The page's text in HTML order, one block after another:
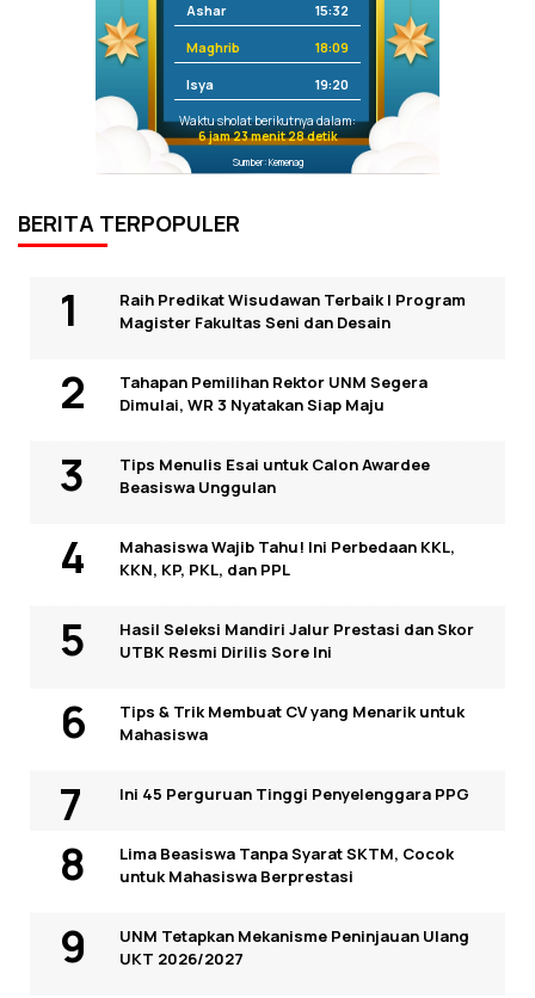
Ashar 15:32
Maghrib 18:09
Isya 19:20
Waktu sholat berikutnya dalam:
6 jam 23 menit 28 detik
Sumber: Kemenag
BERITA TERPOPULER
Raih Predikat Wisudawan Terbaik I Program
Magister Fakultas Seni dan Desain
Tahapan Pemilihan Rektor UNM Segera
Dimulai, WR 3 Nyatakan Siap Maju
Tips Menulis Esai untuk Calon Awardee
Beasiswa Unggulan
Mahasiswa Wajib Tahu! Ini Perbedaan KKL,
KKN, KP, PKL, dan PPL
Hasil Seleksi Mandiri Jalur Prestasi dan Skor
UTBK Resmi Dirilis Sore Ini
Tips & Trik Membuat CV yang Menarik untuk
Mahasiswa
Ini 45 Perguruan Tinggi Penyelenggara PPG
Lima Beasiswa Tanpa Syarat SKTM, Cocok
untuk Mahasiswa Berprestasi
UNM Tetapkan Mekanisme Peninjauan Ulang
UKT 2026/2027